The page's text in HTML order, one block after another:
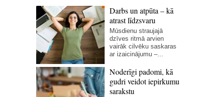
Darbs un atpūta – kā
atrast līdzsvaru
Mūsdienu straujajā
dzīves ritmā arvien
vairāk cilvēku saskaras
ar izaicinājumu –...
Noderīgi padomi, kā
gudri veidot iepirkumu
sarakstu